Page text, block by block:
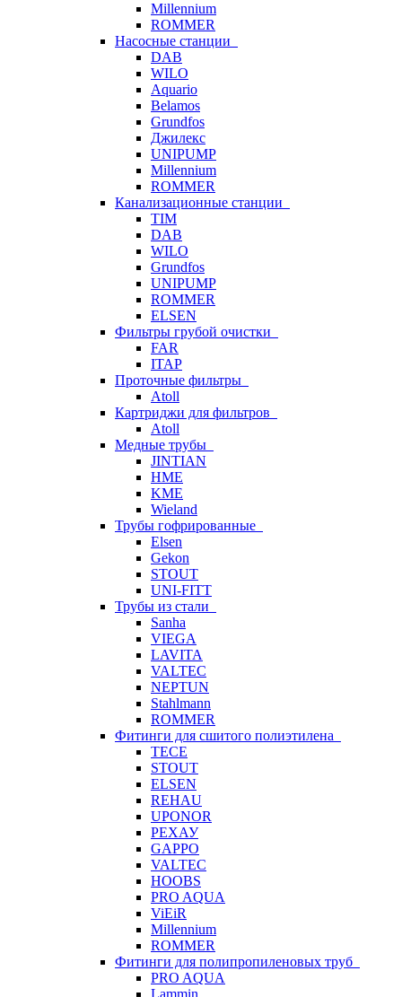
Millennium
ROMMER
Насосные станции
DAB
WILO
Aquario
Belamos
Grundfos
Джилекс
UNIPUMP
Millennium
ROMMER
Канализационные станции
TIM
DAB
WILO
Grundfos
UNIPUMP
ROMMER
ELSEN
Фильтры грубой очистки
FAR
ITAP
Проточные фильтры
Atoll
Картриджи для фильтров
Atoll
Медные трубы
JINTIAN
HME
KME
Wieland
Трубы гофрированные
Elsen
Gekon
STOUT
UNI-FITT
Трубы из стали
Sanha
VIEGA
LAVITA
VALTEC
NEPTUN
Stahlmann
ROMMER
Фитинги для сшитого полиэтилена
TECE
STOUT
ELSEN
REHAU
UPONOR
РЕХАУ
GAPPO
VALTEC
HOOBS
PRO AQUA
ViEiR
Millennium
ROMMER
Фитинги для полипропиленовых труб
PRO AQUA
Lammin